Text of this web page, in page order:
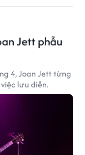
Jett phẫu
4, Joan Jett từng
lưu diễn.